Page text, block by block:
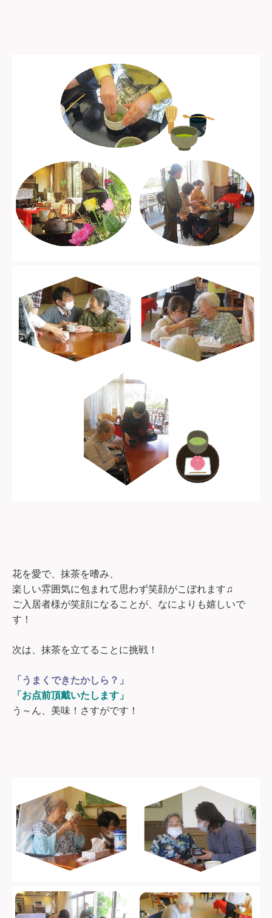
花を愛で、抹茶を嗜み、
楽しい雰囲気に包まれて思わず笑顔がこぼれます♫
ご入居者様が笑顔になることが、なによりも嬉しいで
す！
次は、抹茶を立てることに挑戦！
「うまくできたかしら？」
「お点前頂戴いたします」
う～ん、美味！さすがです！